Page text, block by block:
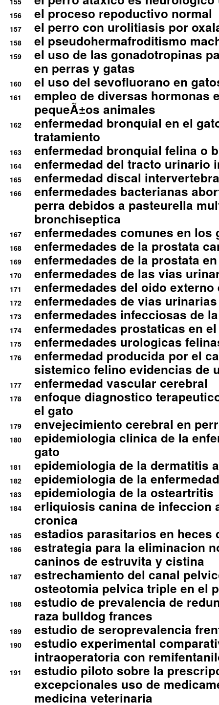
156 el proceso repoductivo normal
157 el perro con urolitiasis por
158 el pseudohermafroditismo
159
el uso de las gonadotropinas
en perras y gatas
160 el uso del sevofluorano en
161
empleo de diversas hormonas
pequeÃ±os animales
162
enfermedad bronquial en el
tratamiento
163 enfermedad bronquial felina o
164 enfermedad del tracto urinario
165 enfermedad discal
166
enfermedades bacterianas
perra debidos a pasteurella
bronchiseptica
167 enfermedades comunes en los
168 enfermedades de la prostata
169 enfermedades de la prostata
170 enfermedades de las vias
171 enfermedades del oido
172 enfermedades de vias
173 enfermedades infecciosas de
174 enfermedades prostaticas en
175 enfermedades urologicas
176
enfermedad producida por el
sistemico felino evidencias de
177 enfermedad vascular cerebral
178
enfoque diagnostico
el gato
179 envejecimiento cerebral en
180
epidemiologia clinica de la
gato
181 epidemiologia de la dermatitis
182 epidemiologia de la
183 epidemiologia de la osteartritis
184
erliquiosis canina de infeccion
cronica
185 estadios parasitarios en heces
186
estrategia para la eliminacion
caninos de estruvita y cistina
187
estrechamiento del canal
osteotomia pelvica triple en el
188
estudio de prevalencia de
raza bulldog frances
189 estudio de seroprevalencia
190
estudio experimental
intraoperatoria con
191
estudio piloto sobre la
excepcionales uso de
medicina veterinaria